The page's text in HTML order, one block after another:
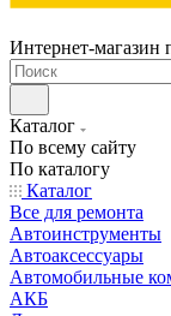
Интернет-магазин
Каталог
По всему сайту
По каталогу
Каталог
Все для ремонта
Автоинструменты
Автоаксессуары
Автомобильные
АКБ